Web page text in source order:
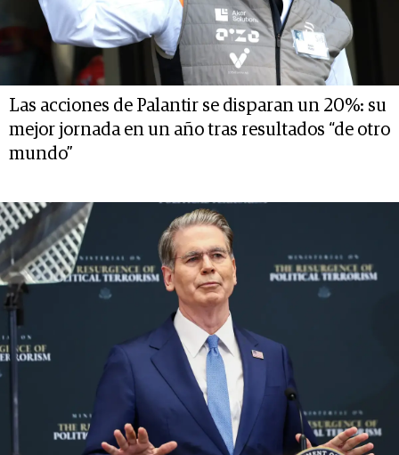
Las acciones de Palantir se disparan un 20%: su
mejor jornada en un año tras resultados “de otro
mundo”